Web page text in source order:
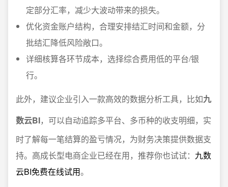
定部分汇率，减少大波动带来的损失。
优化资金账户结构，合理安排结汇时间和金额，分
批结汇降低风险敞口。
详细核算各环节成本，选择综合费用低的平台/银
行。
此外，建议企业引入一款高效的数据分析工具，比如九
数云BI，可以自动追踪多平台、多币种的收支明细，实
时了解每一笔结算的盈亏情况，为财务决策提供数据支
持。高成长型电商企业已经在用，推荐你也试试： 九数
云BI免费在线试用。